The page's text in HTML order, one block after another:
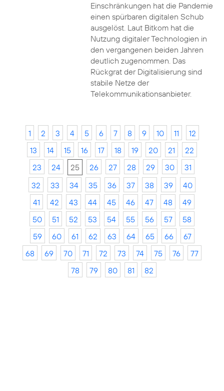
Einschränkungen hat die Pandemie
einen spürbaren digitalen Schub
ausgelöst. Laut Bitkom hat die
Nutzung digitaler Technologien in
den vergangenen beiden Jahren
deutlich zugenommen. Das
Rückgrat der Digitalisierung sind
stabile Netze der
Telekommunikationsanbieter.
1 2 3 4 5 6 7 8 9 10 11
12
13
14 15 16 17 18 19 20 21
22
23
24 25 26 27 28 29 30
31
32
33 34 35 36 37 38 39
40
41
42 43 44 45 46 47 48
49
50
51 52 53 54 55 56 57
58
59
60 61 62 63 64 65 66
67
68
69 70 71 72 73 74 75 76
77
78
79 80 81 82